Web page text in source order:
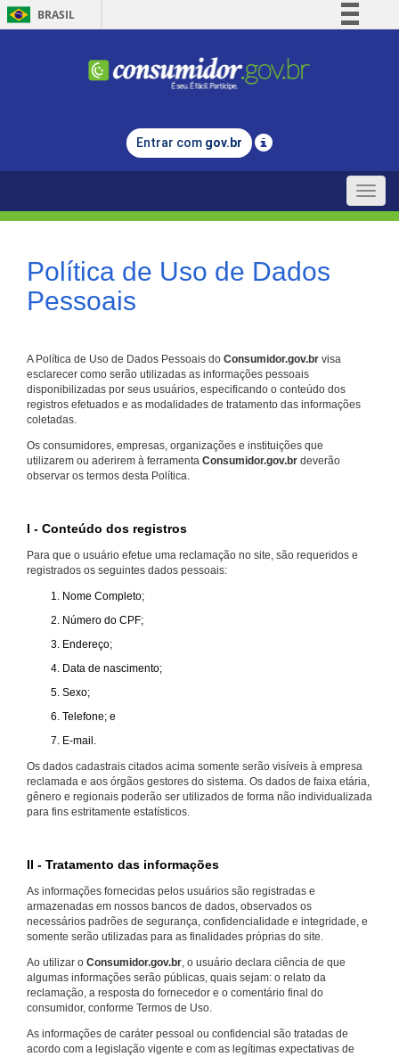
BRASIL
Comunica BR
Legislação
Entrar com gov.br
Toggle
Política de Uso de Dados
Pessoais
A Política de Uso de Dados Pessoais do Consumidor.gov.br visa
esclarecer como serão utilizadas as informações pessoais
disponibilizadas por seus usuários, especificando o conteúdo dos
registros efetuados e as modalidades de tratamento das informações
coletadas.
Os consumidores, empresas, organizações e instituições que
utilizarem ou aderirem à ferramenta Consumidor.gov.br deverão
observar os termos desta Política.
I - Conteúdo dos registros
Para que o usuário efetue uma reclamação no site, são requeridos e
registrados os seguintes dados pessoais:
Nome Completo;
Número do CPF;
Endereço;
Data de nascimento;
Sexo;
Telefone; e
E-mail.
Os dados cadastrais citados acima somente serão visíveis à empresa
reclamada e aos órgãos gestores do sistema. Os dados de faixa etária,
gênero e regionais poderão ser utilizados de forma não individualizada
para fins estritamente estatísticos.
II - Tratamento das informações
As informações fornecidas pelos usuários são registradas e
armazenadas em nossos bancos de dados, observados os
necessários padrões de segurança, confidencialidade e integridade, e
somente serão utilizadas para as finalidades próprias do site.
Ao utilizar o Consumidor.gov.br, o usuário declara ciência de que
algumas informações serão públicas, quais sejam: o relato da
reclamação, a resposta do fornecedor e o comentário final do
consumidor, conforme Termos de Uso.
As informações de caráter pessoal ou confidencial são tratadas de
acordo com a legislação vigente e com as legítimas expectativas de